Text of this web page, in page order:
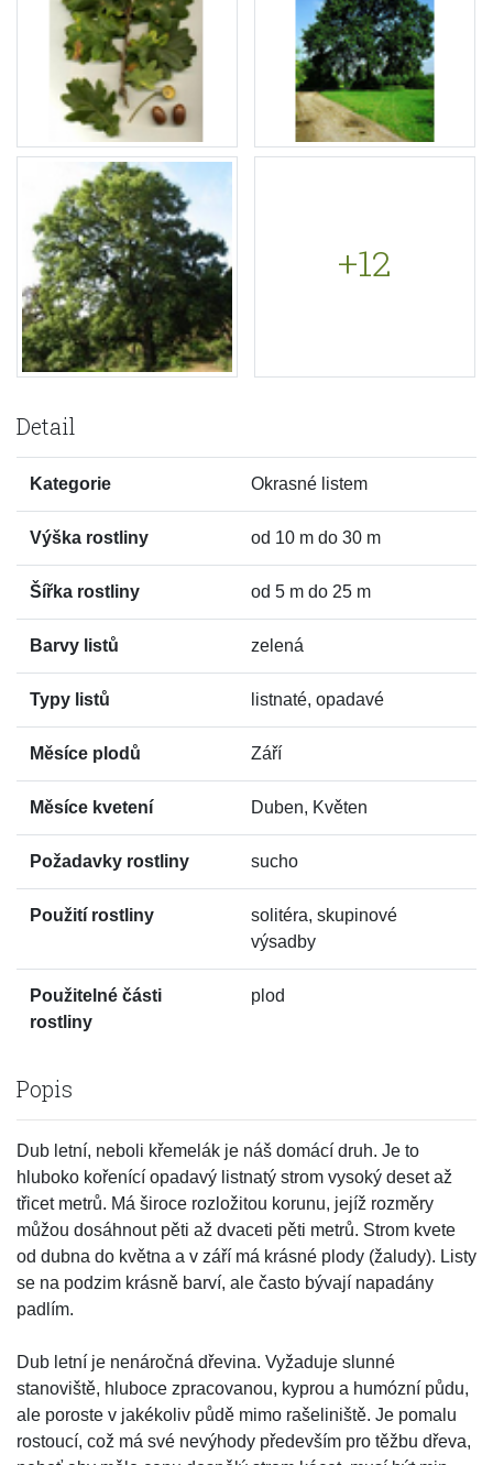
+12
Detail
Kategorie Okrasné listem
Výška rostliny od 10 m do 30 m
Šířka rostliny od 5 m do 25 m
Barvy listů zelená
Typy listů listnaté, opadavé
Měsíce plodů Září
Měsíce kvetení Duben, Květen
Požadavky rostliny sucho
Použití rostliny
solitéra, skupinové
výsadby
Použitelné části
rostliny
plod
Popis
Dub letní, neboli křemelák je náš domácí druh. Je to
hluboko kořenící opadavý listnatý strom vysoký deset až
třicet metrů. Má široce rozložitou korunu, jejíž rozměry
můžou dosáhnout pěti až dvaceti pěti metrů. Strom kvete
od dubna do května a v září má krásné plody (žaludy). Listy
se na podzim krásně barví, ale často bývají napadány
padlím.
Dub letní je nenáročná dřevina. Vyžaduje slunné
stanoviště, hluboce zpracovanou, kyprou a humózní půdu,
ale poroste v jakékoliv půdě mimo rašeliniště. Je pomalu
rostoucí, což má své nevýhody především pro těžbu dřeva,